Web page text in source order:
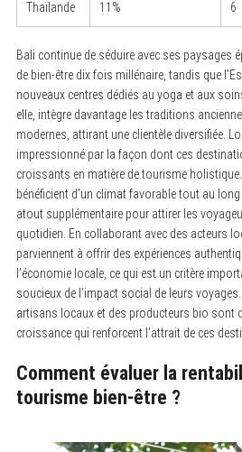
Thaïlande 11% 6
Bali continue de séduire avec ses paysages
de bien-être dix fois millénaire, tandis que
nouveaux centres dédiés au yoga et aux
elle, intègre davantage les traditions
modernes, attirant une clientèle diversifiée.
impressionné par la façon dont ces
croissants en matière de tourisme
bénéficient d’un climat favorable tout au long
atout supplémentaire pour attirer les
quotidien. En collaborant avec des acteurs
parviennent à offrir des expériences
l’économie locale, ce qui est un critère
soucieux de l’impact social de leurs
artisans locaux et des producteurs bio sont
croissance qui renforcent l’attrait de ces
Comment évaluer la
tourisme bien-être ?